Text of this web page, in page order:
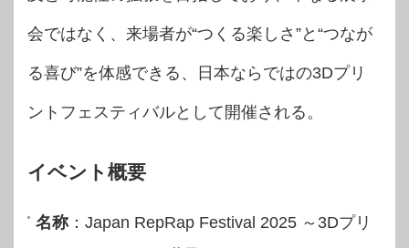
会ではなく、来場者が“つくる楽しさ”と“つなが
る喜び”を体感できる、日本ならではの3Dプリ
ントフェスティバルとして開催される。
イベント概要
名称 ：Japan RepRap Festival 2025 ～3Dプリ